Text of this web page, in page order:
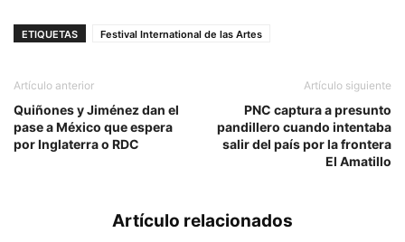
ETIQUETAS Festival International de las Artes
Artículo anterior
Quiñones y Jiménez dan el
pase a México que espera
por Inglaterra o RDC
Artículo siguiente
PNC captura a presunto
pandillero cuando intentaba
salir del país por la frontera
El Amatillo
Artículo relacionados